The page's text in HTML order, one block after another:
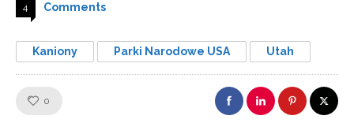
4 Comments
Kaniony Parki Narodowe USA Utah
0